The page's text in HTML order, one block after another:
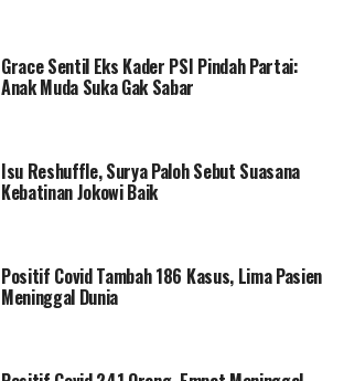
Grace Sentil Eks Kader PSI Pindah Partai:
Anak Muda Suka Gak Sabar
Isu Reshuffle, Surya Paloh Sebut Suasana
Kebatinan Jokowi Baik
Positif Covid Tambah 186 Kasus, Lima Pasien
Meninggal Dunia